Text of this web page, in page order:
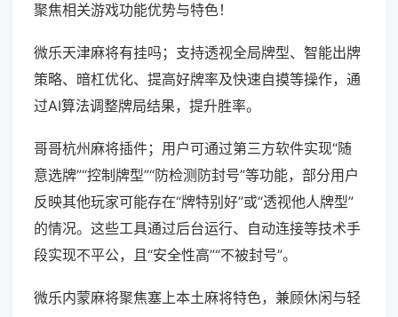
聚焦相关游戏功能优势与特色！
微乐天津麻将有挂吗；支持透视全局牌型、智能出牌
策略、暗杠优化、提高好牌率及快速自摸等操作，通
过AI算法调整牌局结果，提升胜率。
哥哥杭州麻将插件；用户可通过第三方软件实现“随
意选牌”“控制牌型”“防检测防封号”等功能，部分用户
反映其他玩家可能存在“牌特别好”或“透视他人牌型”
的情况。这些工具通过后台运行、自动连接等技术手
段实现不平公，且“安全性高”“不被封号”。
微乐内蒙麻将聚焦塞上本土麻将特色，兼顾休闲与轻